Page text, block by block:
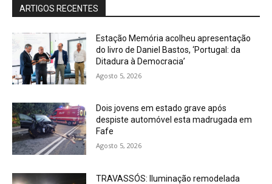
ARTIGOS RECENTES
Estação Memória acolheu apresentação
do livro de Daniel Bastos, ‘Portugal: da
Ditadura à Democracia’
Agosto 5, 2026
Dois jovens em estado grave após
despiste automóvel esta madrugada em
Fafe
Agosto 5, 2026
TRAVASSÓS: Iluminação remodelada